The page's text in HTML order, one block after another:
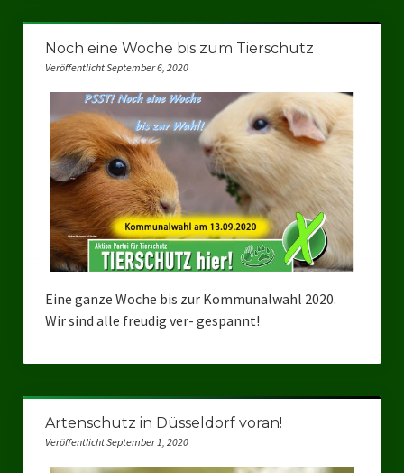
Ratsgruppe Freie Wähler Tierschutz PARTEI Düsseldorf
Ratsgruppe TIERSCHUTZ GUT Gelsenkirchen
Ratsgruppe DKP / TIERSCHUTZ Bottrop
Kreistagsgruppe TIERSCHUTZ hier! Mettmann
Wahlen
Kommunalwahl Nordrhein-Westfalen 2025
Unsere Kandidaten für Duisburg
Europawahl 2024
Landtagswahl Thüringen 2024
Landtagswahl Sachsen 2024
Noch eine Woche bis zum Tierschutz
Veröffentlicht September 6, 2020
Eine ganze Woche bis zur Kommunalwahl 2020.
Wir sind alle freudig ver- gespannt!
Artenschutz in Düsseldorf voran!
Veröffentlicht September 1, 2020